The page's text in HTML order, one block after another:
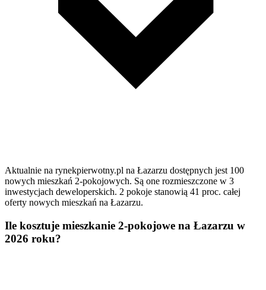
Aktualnie na rynekpierwotny.pl na Łazarzu dostępnych jest 100
nowych mieszkań 2-pokojowych. Są one rozmieszczone w 3
inwestycjach deweloperskich. 2 pokoje stanowią 41 proc. całej
oferty nowych mieszkań na Łazarzu.
Ile kosztuje mieszkanie 2-pokojowe na Łazarzu w
2026 roku?